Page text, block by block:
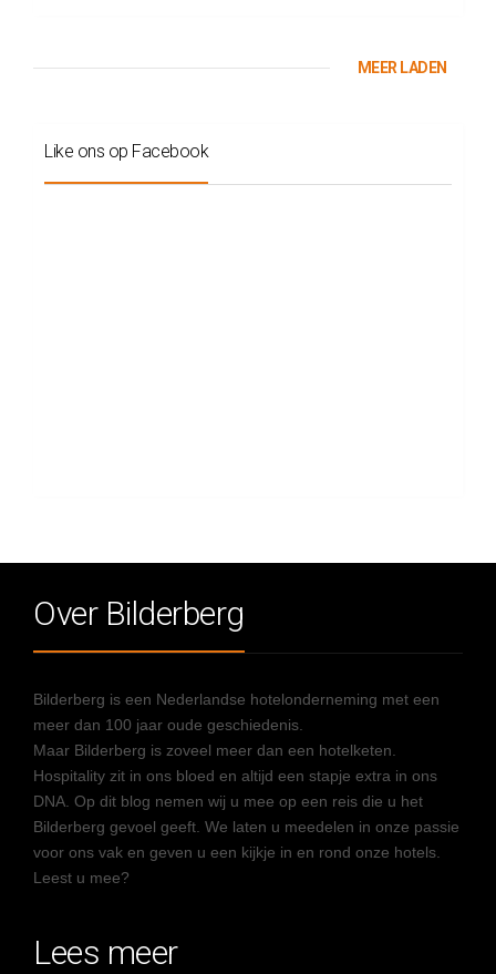
MEER LADEN
Like ons op Facebook
Over Bilderberg
Bilderberg is een Nederlandse hotelonderneming met een
meer dan 100 jaar oude geschiedenis.
Maar Bilderberg is zoveel meer dan een hotelketen.
Hospitality zit in ons bloed en altijd een stapje extra in ons
DNA. Op dit blog nemen wij u mee op een reis die u het
Bilderberg gevoel geeft. We laten u meedelen in onze passie
voor ons vak en geven u een kijkje in en rond onze hotels.
Leest u mee?
Lees meer